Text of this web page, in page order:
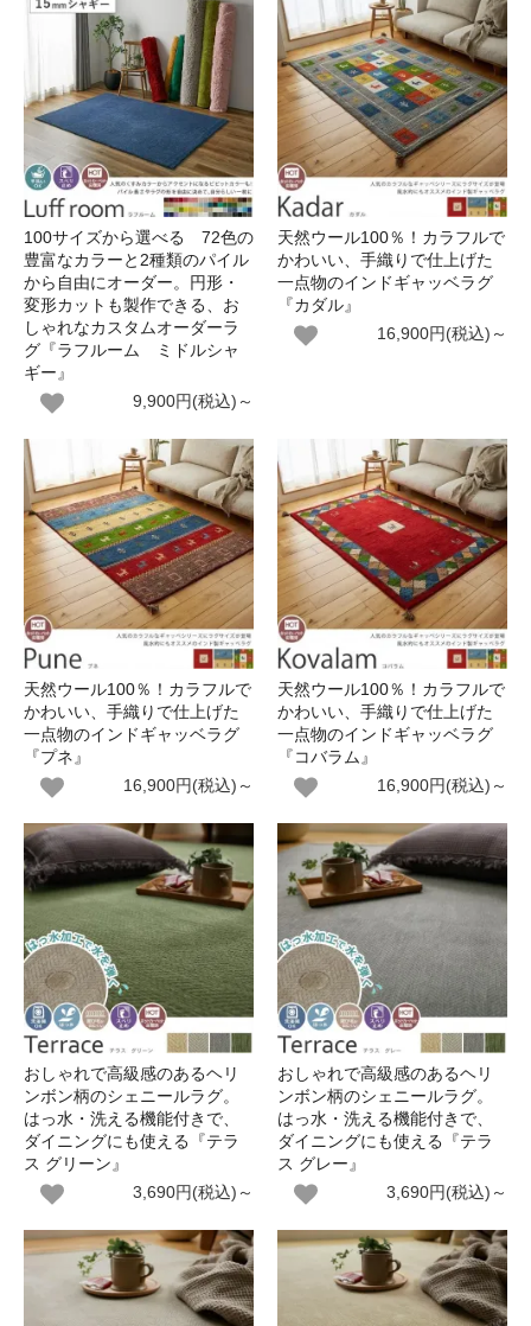
100サイズから選べる 72色の
豊富なカラーと2種類のパイル
から自由にオーダー。円形・
変形カットも製作できる、お
しゃれなカスタムオーダーラ
グ『ラフルーム ミドルシャ
ギー』
9,900円(税込)～
天然ウール100％！カラフルで
かわいい、手織りで仕上げた
一点物のインドギャッベラグ
『カダル』
16,900円(税込)～
天然ウール100％！カラフルで
かわいい、手織りで仕上げた
一点物のインドギャッベラグ
『プネ』
16,900円(税込)～
天然ウール100％！カラフルで
かわいい、手織りで仕上げた
一点物のインドギャッベラグ
『コバラム』
16,900円(税込)～
おしゃれで高級感のあるヘリ
ンボン柄のシェニールラグ。
はっ水・洗える機能付きで、
ダイニングにも使える『テラ
ス グリーン』
3,690円(税込)～
おしゃれで高級感のあるヘリ
ンボン柄のシェニールラグ。
はっ水・洗える機能付きで、
ダイニングにも使える『テラ
ス グレー』
3,690円(税込)～